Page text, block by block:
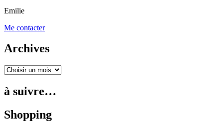
Emilie
Me contacter
Archives
à suivre…
Shopping